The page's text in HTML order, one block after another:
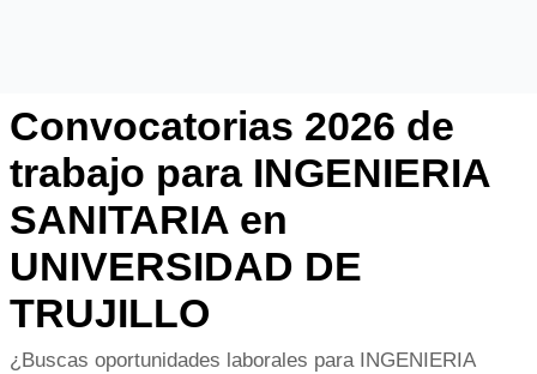
Convocatorias 2026 de
trabajo para INGENIERIA
SANITARIA en
UNIVERSIDAD DE
TRUJILLO
¿Buscas oportunidades laborales para INGENIERIA